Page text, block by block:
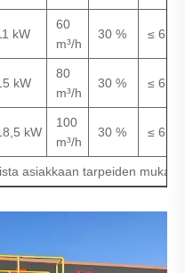
kW
60
m³/h
30 % ≤ 6
kW
80
m³/h
30 % ≤ 6
kW
100
m³/h
30 % ≤ 6
asiakkaan tarpeiden mukaan